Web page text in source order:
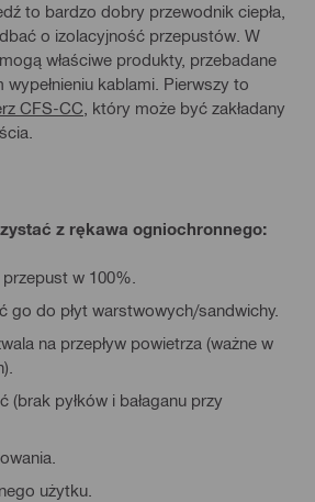
to bardzo dobry przewodnik ciepła,
o izolacyjność przepustów. W
właściwe produkty, przebadane
kablami. Pierwszy to
CFS-CC , który może być zakładany
z rękawa ogniochronnego:
w 100%.
go do płyt warstwowych/sandwichy.
na przepływ powietrza (ważne w
(brak pyłków i bałaganu przy
użytku.